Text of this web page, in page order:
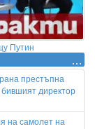
Путин
престъпна
бившият директор
на самолет на